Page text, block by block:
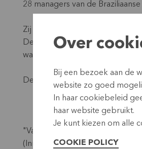
28 managers van de
Zij brachten een bezoek aan de
De KBC-collega's gaven
waren enthousiast, ook de
De getuigenis van Willem De
"Vandaag ontvingen we BRS
(Innovatiecentrum KBC) en in
Over
Bij een bezoek aan de
website zo goed
In haar cookiebeleid
haar website gebruikt.
Je kunt kiezen om alle
COOKIE POLICY